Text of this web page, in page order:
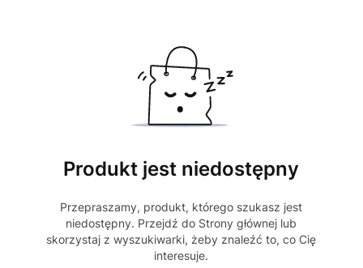
Produkt jest niedostępny
Przepraszamy, produkt, którego szukasz jest
niedostępny. Przejdź do Strony głównej lub
skorzystaj z wyszukiwarki, żeby znaleźć to, co Cię
interesuje.